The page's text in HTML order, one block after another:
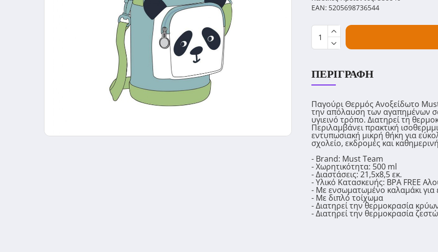
EAN: 5205698736544
ΠΕΡΙΓΡΑΦΉ
Παγούρι Θερμός Ανοξείδωτο
την απόλαυση των αγαπημένων
υγιεινό τρόπο. Διατηρεί τη
Περιλαμβάνει πρακτική
εντυπωσιακή μικρή θήκη για
σχολείο, εκδρομές και
- Brand: Must Team
- Χωρητικότητα: 500 ml
- Διαστάσεις: 21,5x8,5 εκ.
- Υλικό Κατασκευής: BPA FREE
- Με ενσωματωμένο καλαμάκι
- Με διπλό τοίχωμα
- Διατηρεί την θερμοκρασία
- Διατηρεί την θερμοκρασία